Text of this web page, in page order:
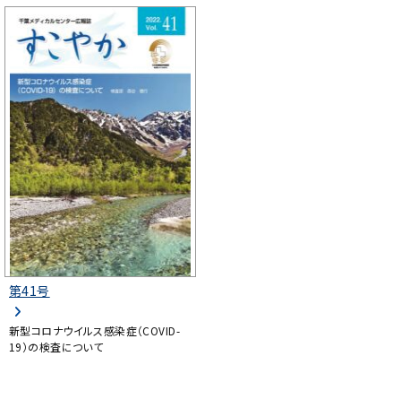
第41号
新型コロナウイルス感染症（COVID-
19）の検査について